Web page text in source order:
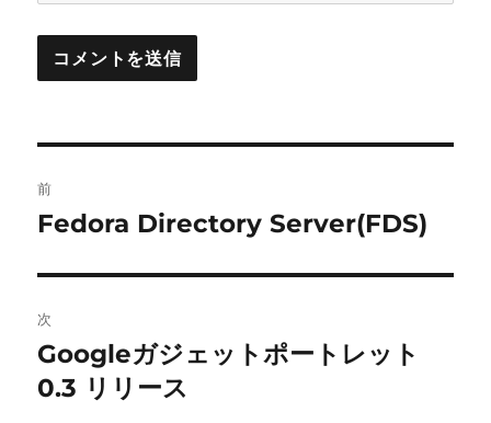
稿
ビ
ゲ
ー
前
前
投
稿:
Fedora Directory Server(FDS)
次
次
の
Googleガジェットポートレット
0.3 リリース